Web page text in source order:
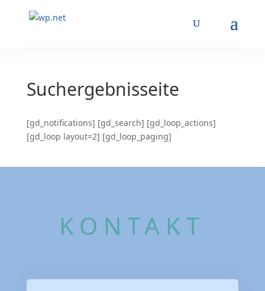
Suchergebnisseite
[gd_notifications] [gd_search] [gd_loop_actions]
[gd_loop layout=2] [gd_loop_paging]
KONTAKT